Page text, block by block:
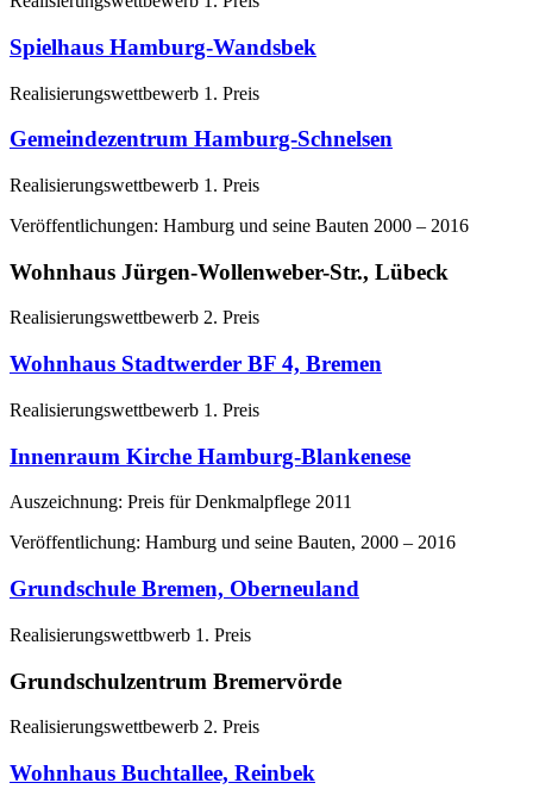
Spielhaus Hamburg-Wandsbek
Realisierungswettbewerb 1. Preis
Gemeindezentrum Hamburg-Schnelsen
Realisierungswettbewerb 1. Preis
Veröffentlichungen: Hamburg und seine Bauten 2000 – 2016
Wohnhaus Jürgen-Wollenweber-Str., Lübeck
Realisierungswettbewerb 2. Preis
Wohnhaus Stadtwerder BF 4, Bremen
Realisierungswettbewerb 1. Preis
Innenraum Kirche Hamburg-Blankenese
Auszeichnung: Preis für Denkmalpflege 2011
Veröffentlichung: Hamburg und seine Bauten, 2000 – 2016
Grundschule Bremen, Oberneuland
Realisierungswettbwerb 1. Preis
Grundschulzentrum Bremervörde
Realisierungswettbewerb 2. Preis
Wohnhaus Buchtallee, Reinbek